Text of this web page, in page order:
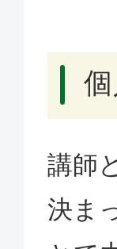
講師
決ま